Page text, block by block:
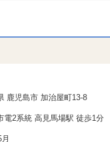
鹿児島市加治屋町13-8
電2系統 高見馬場駅 徒歩1分